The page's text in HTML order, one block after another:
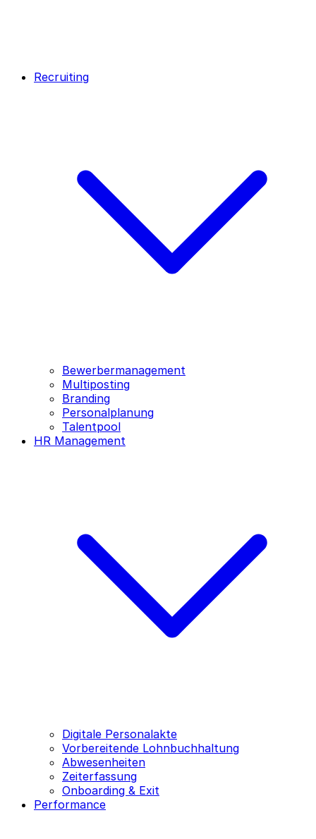
Recruiting
Bewerbermanagement
Multiposting
Branding
Personalplanung
Talentpool
HR Management
Digitale Personalakte
Vorbereitende Lohnbuchhaltung
Abwesenheiten
Zeiterfassung
Onboarding & Exit
Performance